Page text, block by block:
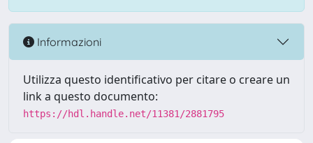
Informazioni
Utilizza questo identificativo per citare o creare un
link a questo documento:
https://hdl.handle.net/11381/2881795